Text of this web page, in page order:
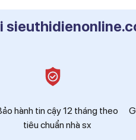
0912 607 808
Hotline
hành tin cậy 12 tháng theo
tiêu chuẩn nhà sx